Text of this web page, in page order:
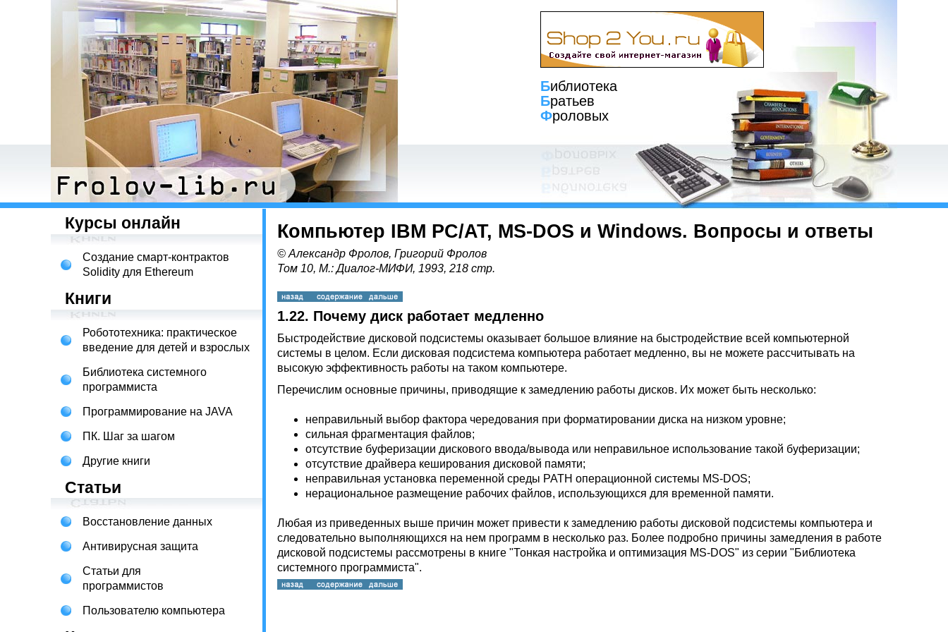
Библиотека
Братьев
Фроловых
Курсы онлайн
Создание смарт-контрактов
Solidity для Ethereum
Книги
Робототехника: практическое
введение для детей и взрослых
Библиотека системного
программиста
Программирование на JAVA
ПК. Шаг за шагом
Другие книги
Статьи
Восстановление данных
Антивирусная защита
Статьи для
программистов
Пользователю компьютера
Компьютер IBM PC/AT, MS-DOS и Windows. Вопросы и ответы
© Александр Фролов, Григорий Фролов
Том 10, М.: Диалог-МИФИ, 1993, 218 стр.
1.22. Почему диск работает медленно
Быстродействие дисковой подсистемы оказывает большое влияние на быстродействие всей компьютерной
системы в целом. Если дисковая подсистема компьютера работает медленно, вы не можете рассчитывать на
высокую эффективность работы на таком компьютере.
Перечислим основные причины, приводящие к замедлению работы дисков. Их может быть несколько:
неправильный выбор фактора чередования при форматировании диска на низком уровне;
сильная фрагментация файлов;
отсутствие буферизации дискового ввода/вывода или неправильное использование такой буферизации;
отсутствие драйвера кеширования дисковой памяти;
неправильная установка переменной среды PATH операционной системы MS-DOS;
нерациональное размещение рабочих файлов, использующихся для временной памяти.
Любая из приведенных выше причин может привести к замедлению работы дисковой подсистемы компьютера и
следовательно выполняющихся на нем программ в несколько раз. Более подробно причины замедления в работе
дисковой подсистемы рассмотрены в книге "Тонкая настройка и оптимизация MS-DOS" из серии "Библиотека
системного программиста".